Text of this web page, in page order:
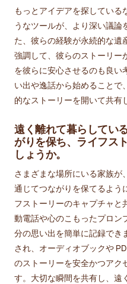
もっとアイデアを探している
うなツールが、より深い議論
た、彼らの経験が永続的な遺
強調して、彼らのストーリー
を彼らに安心させるのも良い
い出や逸話から始めることで
的なストーリーを開いて共有
遠く離れて暮らしてい
がりを保ち、ライフス
しょうか。
さまざまな場所にいる家族
通じてつながりを保てるよう
フストーリーのキャプチャと
動電話や心のこもったプロン
分の思い出を簡単に記録でき
され、オーディオブックや
のストーリーを安全かつアク
す。大切な瞬間を共有し、遠